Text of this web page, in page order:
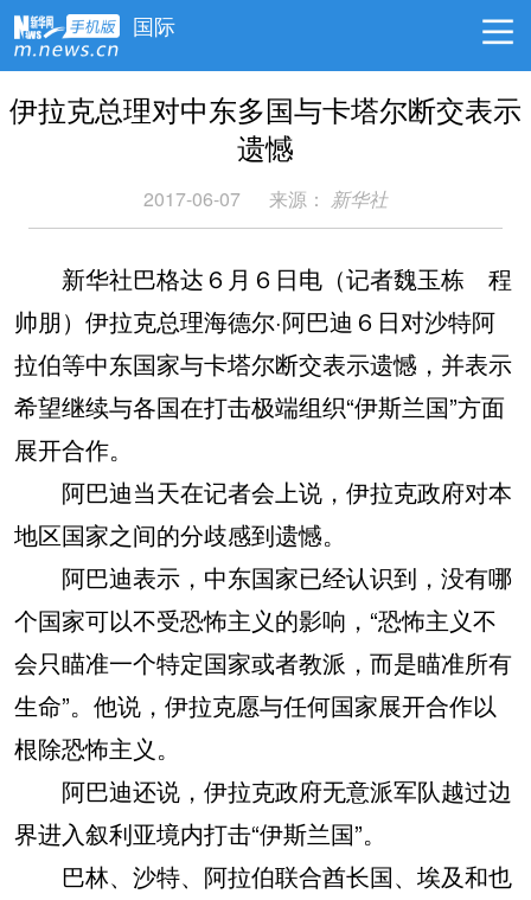
国际
伊拉克总理对中东多国与卡塔尔断交表示
遗憾
2017-06-07 来源： 新华社
新华社巴格达６月６日电（记者魏玉栋 程
帅朋）伊拉克总理海德尔·阿巴迪６日对沙特阿
拉伯等中东国家与卡塔尔断交表示遗憾，并表示
希望继续与各国在打击极端组织“伊斯兰国”方面
展开合作。
阿巴迪当天在记者会上说，伊拉克政府对本
地区国家之间的分歧感到遗憾。
阿巴迪表示，中东国家已经认识到，没有哪
个国家可以不受恐怖主义的影响，“恐怖主义不
会只瞄准一个特定国家或者教派，而是瞄准所有
生命”。他说，伊拉克愿与任何国家展开合作以
根除恐怖主义。
阿巴迪还说，伊拉克政府无意派军队越过边
界进入叙利亚境内打击“伊斯兰国”。
巴林、沙特、阿拉伯联合酋长国、埃及和也